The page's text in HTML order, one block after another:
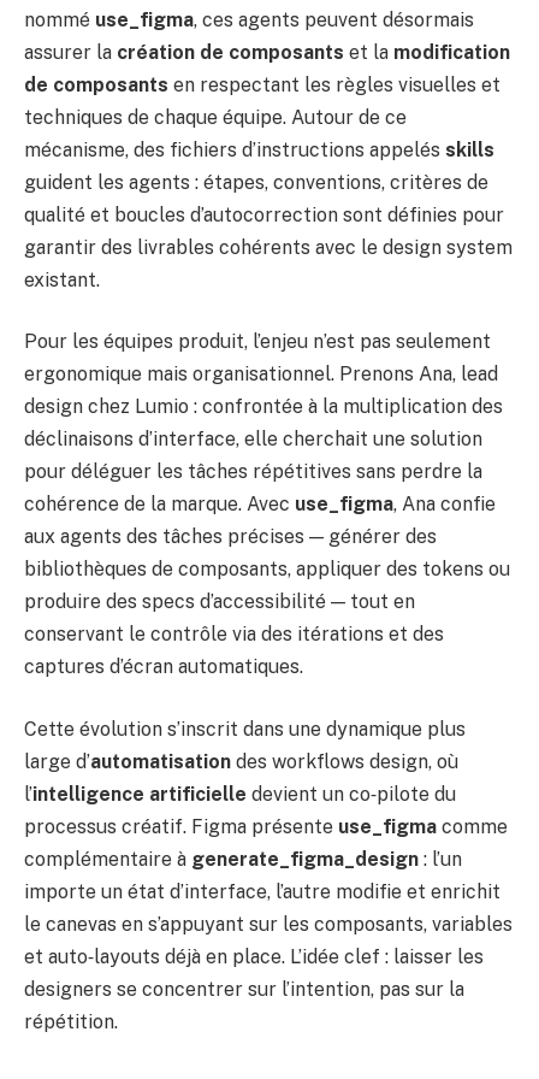
nommé use_figma, ces agents peuvent désormais
assurer la création de composants et la modification
de composants en respectant les règles visuelles et
techniques de chaque équipe. Autour de ce
mécanisme, des fichiers d’instructions appelés skills
guident les agents : étapes, conventions, critères de
qualité et boucles d’autocorrection sont définies pour
garantir des livrables cohérents avec le design system
existant.
Pour les équipes produit, l’enjeu n’est pas seulement
ergonomique mais organisationnel. Prenons Ana, lead
design chez Lumio : confrontée à la multiplication des
déclinaisons d’interface, elle cherchait une solution
pour déléguer les tâches répétitives sans perdre la
cohérence de la marque. Avec use_figma, Ana confie
aux agents des tâches précises — générer des
bibliothèques de composants, appliquer des tokens ou
produire des specs d’accessibilité — tout en
conservant le contrôle via des itérations et des
captures d’écran automatiques.
Cette évolution s’inscrit dans une dynamique plus
large d’automatisation des workflows design, où
l’intelligence artificielle devient un co‑pilote du
processus créatif. Figma présente use_figma comme
complémentaire à generate_figma_design : l’un
importe un état d’interface, l’autre modifie et enrichit
le canevas en s’appuyant sur les composants, variables
et auto‑layouts déjà en place. L’idée clef : laisser les
designers se concentrer sur l’intention, pas sur la
répétition.